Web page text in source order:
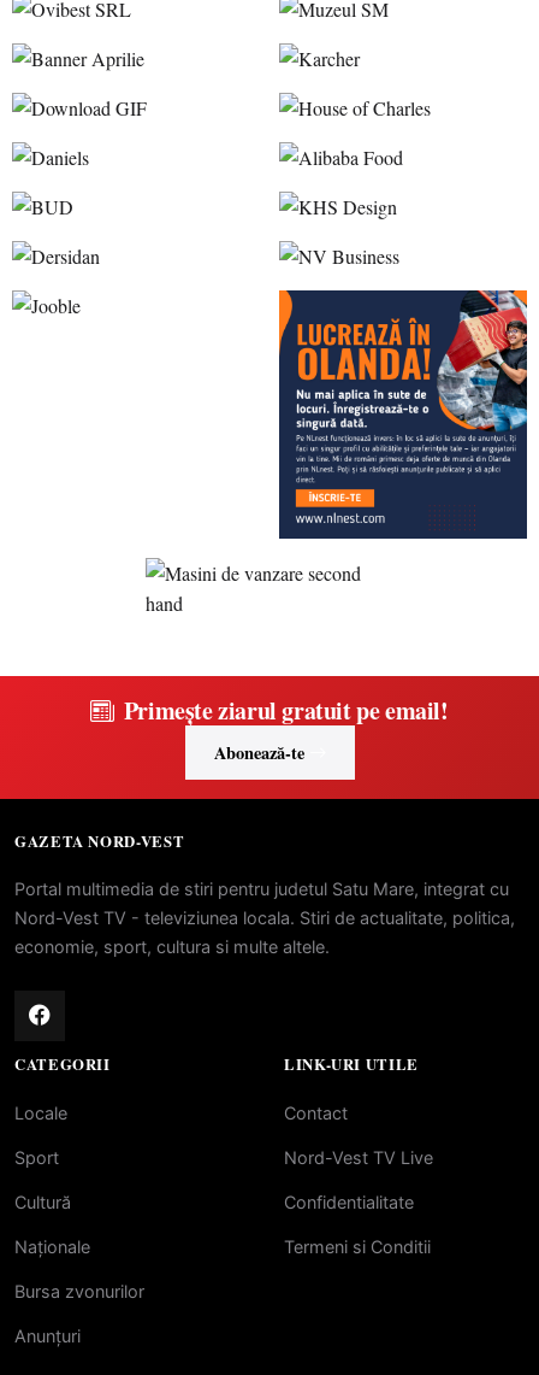
Primește ziarul gratuit pe email!
Abonează-te
GAZETA NORD-VEST
Portal multimedia de stiri pentru judetul Satu Mare, integrat cu
Nord-Vest TV - televiziunea locala. Stiri de actualitate, politica,
economie, sport, cultura si multe altele.
CATEGORII
Locale
Sport
Cultură
Naționale
Bursa zvonurilor
Anunțuri
LINK-URI UTILE
Contact
Nord-Vest TV Live
Confidentialitate
Termeni si Conditii